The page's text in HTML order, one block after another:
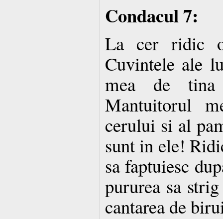
Condacul 7:
La cer ridic
Cuvintele ale
mea de
Mantuitorul
cerului si al
sunt in ele!
sa faptuiesc
pururea sa
cantarea de